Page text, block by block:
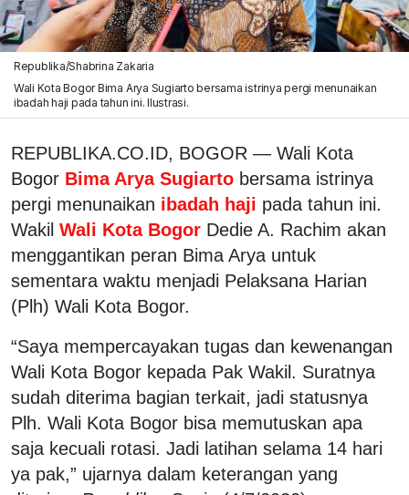
Republika/Shabrina Zakaria
Wali Kota Bogor Bima Arya Sugiarto bersama istrinya pergi menunaikan
ibadah haji pada tahun ini. Ilustrasi.
REPUBLIKA.CO.ID, BOGOR — Wali Kota
Bogor Bima Arya Sugiarto bersama istrinya
pergi menunaikan ibadah haji pada tahun ini.
Wakil Wali Kota Bogor Dedie A. Rachim akan
menggantikan peran Bima Arya untuk
sementara waktu menjadi Pelaksana Harian
(Plh) Wali Kota Bogor.
“Saya mempercayakan tugas dan kewenangan
Wali Kota Bogor kepada Pak Wakil. Suratnya
sudah diterima bagian terkait, jadi statusnya
Plh. Wali Kota Bogor bisa memutuskan apa
saja kecuali rotasi. Jadi latihan selama 14 hari
ya pak,” ujarnya dalam keterangan yang